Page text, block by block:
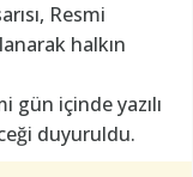
Resmi
halkın
gün içinde yazılı
duyuruldu.